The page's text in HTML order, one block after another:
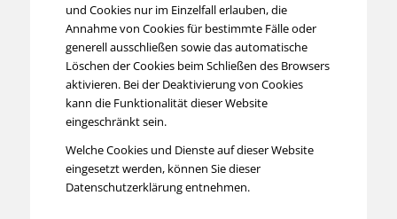
und Cookies nur im Einzelfall erlauben, die
Annahme von Cookies für bestimmte Fälle oder
generell ausschließen sowie das automatische
Löschen der Cookies beim Schließen des Browsers
aktivieren. Bei der Deaktivierung von Cookies
kann die Funktionalität dieser Website
eingeschränkt sein.
Welche Cookies und Dienste auf dieser Website
eingesetzt werden, können Sie dieser
Datenschutzerklärung entnehmen.